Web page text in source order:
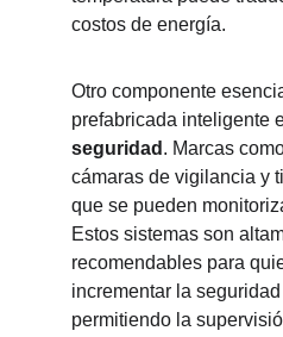
costos de energía.
Otro componente
prefabricada inteligente
seguridad . Marcas
cámaras de vigilancia y
que se pueden
Estos sistemas son
recomendables para
incrementar la
permitiendo la